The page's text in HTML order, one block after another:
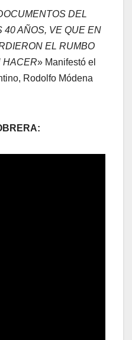
DEL
40 AÑOS, VE QUE EN
EL RUMBO
HACER» Manifestó el
Rodolfo Módena